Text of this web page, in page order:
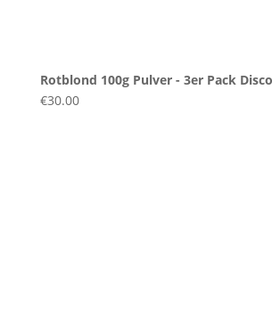
Rotblond 100g Pulver - 3er Pack
€30.00